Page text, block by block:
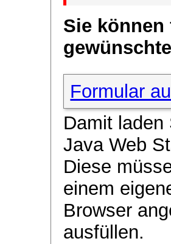
Sie
Formular
Damit
Java Web
Diese
einem
Browser
ausfüllen.